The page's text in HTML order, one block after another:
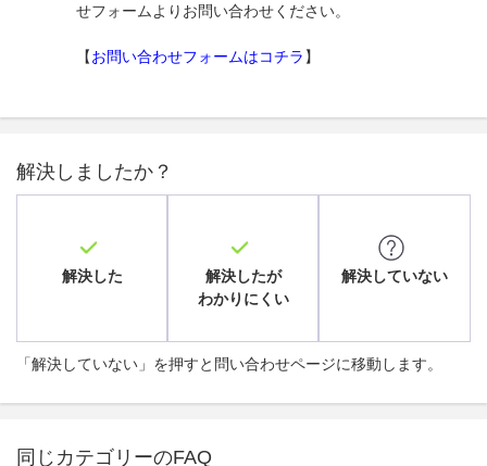
せフォームよりお問い合わせください。
【お問い合わせフォームはコチラ 】
解決しましたか？
解決した
解決したが
わかりにくい
解決していない
「解決していない」を押すと問い合わせページに移動します。
同じカテゴリーのFAQ